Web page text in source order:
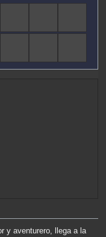
y aventurero, llega a la